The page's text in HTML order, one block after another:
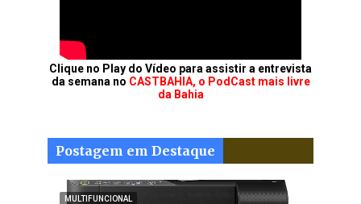
Clique no Play do Vídeo para assistir a entrevista
da semana no CASTBAHIA, o PodCast mais livre
da Bahia
Postagem em Destaque
MULTIFUNCIONAL